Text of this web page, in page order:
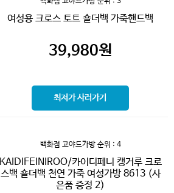
여성용 크로스 토트 숄더백 가죽핸드백
39,980원
최저가 사러가기
백화점 고야드가방순위 : 4
KAIDIFEINIROO/카이디페니 캥거루 크로
스백 숄더백 천연 가죽 여성가방 8613 (사
은품 증정 2)